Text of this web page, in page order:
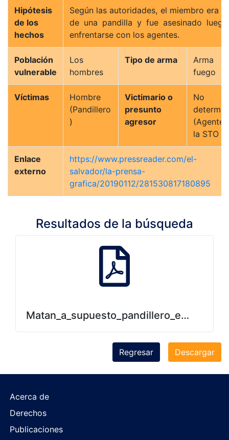
Hipótesis
de los
hechos
Según las autoridades, el miembro era
de una pandilla y fue asesinado
enfrentarse con los agentes.
Población
vulnerable
Los
hombres
Tipo de arma
Arma
fuego
Víctimas
Hombre
(Pandillero
)
Victimario o
presunto
agresor
No
la STO )
Enlace
externo
https://www.pressreader.com/el-
salvador/la-prensa-
grafica/20190112/281530817180895
Resultados de la búsqueda
Descargar
Regresar
Acerca de
Derechos
Publicaciones